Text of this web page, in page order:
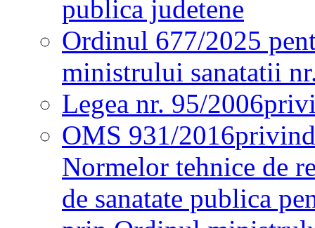
publica judetene
Ordinul 677/2025
ministrului sanatatii
Legea nr. 95/2006
OMS 931/2016
Normelor tehnice de
de sanatate publica